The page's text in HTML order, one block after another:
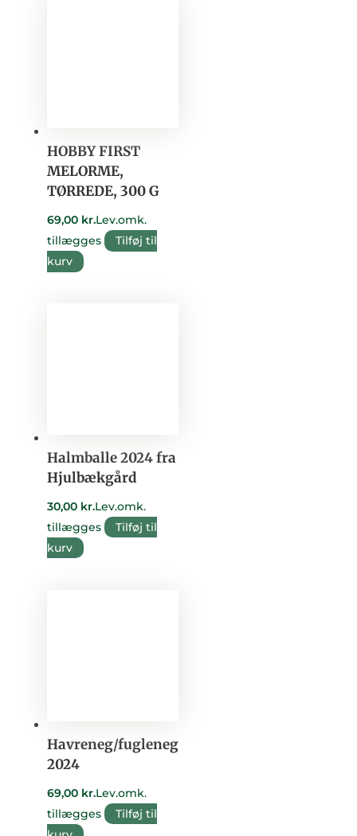
HOBBY FIRST
MELORME,
TØRREDE, 300 G
69,00 kr.Lev.omk.
tillægges
Tilføj til
kurv
Halmballe 2024 fra
Hjulbækgård
30,00 kr.Lev.omk.
tillægges
Tilføj til
kurv
Havreneg/fugleneg
2024
69,00 kr.Lev.omk.
tillægges
Tilføj til